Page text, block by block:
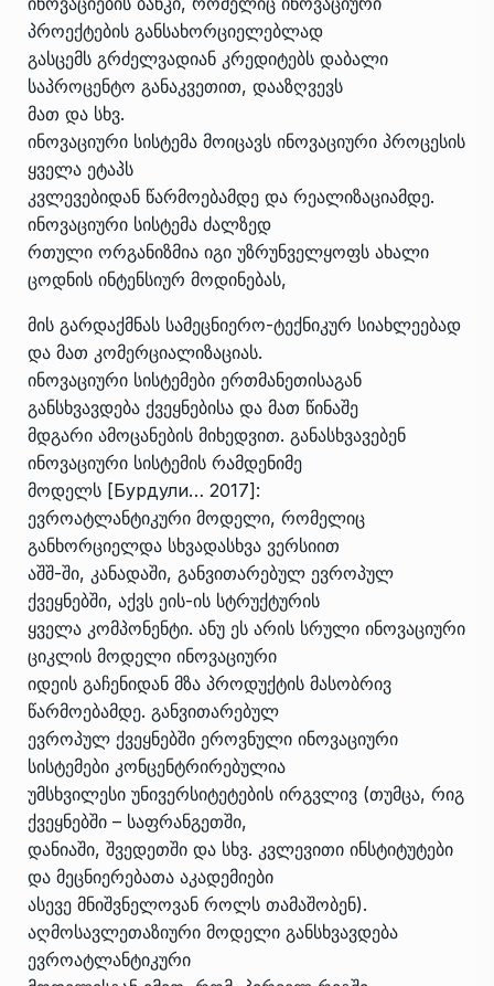
პროექტების განსახორციელებლად
გასცემს გრძელვადიან კრედიტებს დაბალი
საპროცენტო განაკვეთით, დააზღვევს
მათ და სხვ.
ინოვაციური სისტემა მოიცავს ინოვაციური პროცესის
ყველა ეტაპს
კვლევებიდან წარმოებამდე და რეალიზაციამდე.
ინოვაციური სისტემა ძალზედ
რთული ორგანიზმია იგი უზრუნველყოფს ახალი
ცოდნის ინტენსიურ მოდინებას,
მის გარდაქმნას სამეცნიერო-ტექნიკურ სიახლეებად
და მათ კომერციალიზაციას.
ინოვაციური სისტემები ერთმანეთისაგან
განსხვავდება ქვეყნებისა და მათ წინაშე
მდგარი ამოცანების მიხედვით. განასხვავებენ
ინოვაციური სისტემის რამდენიმე
მოდელს [Бурдули… 2017]:
ევროატლანტიკური მოდელი, რომელიც
განხორციელდა სხვადასხვა ვერსიით
აშშ-ში, კანადაში, განვითარებულ ევროპულ
ქვეყნებში, აქვს ეის-ის სტრუქტურის
ყველა კომპონენტი. ანუ ეს არის სრული ინოვაციური
ციკლის მოდელი ინოვაციური
იდეის გაჩენიდან მზა პროდუქტის მასობრივ
წარმოებამდე. განვითარებულ
ევროპულ ქვეყნებში ეროვნული ინოვაციური
სისტემები კონცენტრირებულია
უმსხვილესი უნივერსიტეტების ირგვლივ (თუმცა, რიგ
ქვეყნებში – საფრანგეთში,
დანიაში, შვედეთში და სხვ. კვლევითი ინსტიტუტები
და მეცნიერებათა აკადემიები
ასევე მნიშვნელოვან როლს თამაშობენ).
აღმოსავლეთაზიური მოდელი განსხვავდება
ევროატლანტიკური